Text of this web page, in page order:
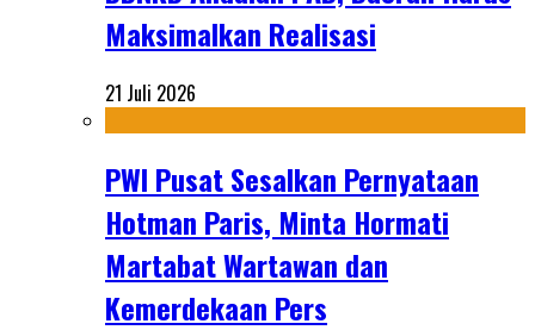
Maksimalkan Realisasi
21 Juli 2026
PWI Pusat Sesalkan Pernyataan
Hotman Paris, Minta Hormati
Martabat Wartawan dan
Kemerdekaan Pers